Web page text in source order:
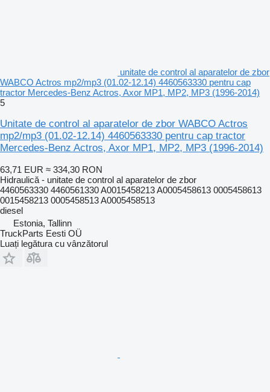
unitate de control al aparatelor de zbor
WABCO Actros mp2/mp3 (01.02-12.14) 4460563330 pentru cap
tractor Mercedes-Benz Actros, Axor MP1, MP2, MP3 (1996-2014)
5
Unitate de control al aparatelor de zbor WABCO Actros
mp2/mp3 (01.02-12.14) 4460563330 pentru cap tractor
Mercedes-Benz Actros, Axor MP1, MP2, MP3 (1996-2014)
63,71 EUR ≈ 334,30 RON
Hidraulică - unitate de control al aparatelor de zbor
4460563330 4460561330 A0015458213 A0005458613 0005458613
0015458213 0005458513 A0005458513
diesel
Estonia, Tallinn
TruckParts Eesti OÜ
Luați legătura cu vânzătorul